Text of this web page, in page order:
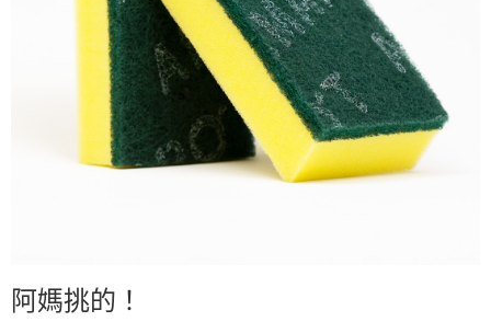
阿媽挑的！